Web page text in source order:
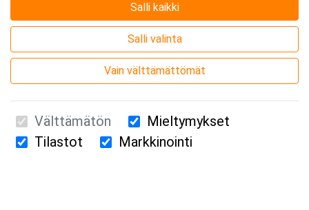
Suomen Ensiapukoulutus Oy / Valimotie 21 / 00380 Helsinki
Salli kaikki
Salli valinta
Vain välttämättömät
Välttämätön
Mieltymykset
Tilastot
Markkinointi